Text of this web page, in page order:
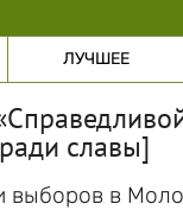
ЛУЧШЕЕ
славы]
выборов в